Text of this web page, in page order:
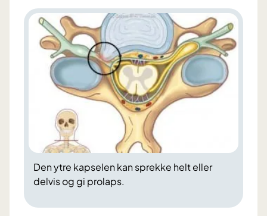
Den ytre kapselen kan sprekke helt eller
delvis og gi prolaps.